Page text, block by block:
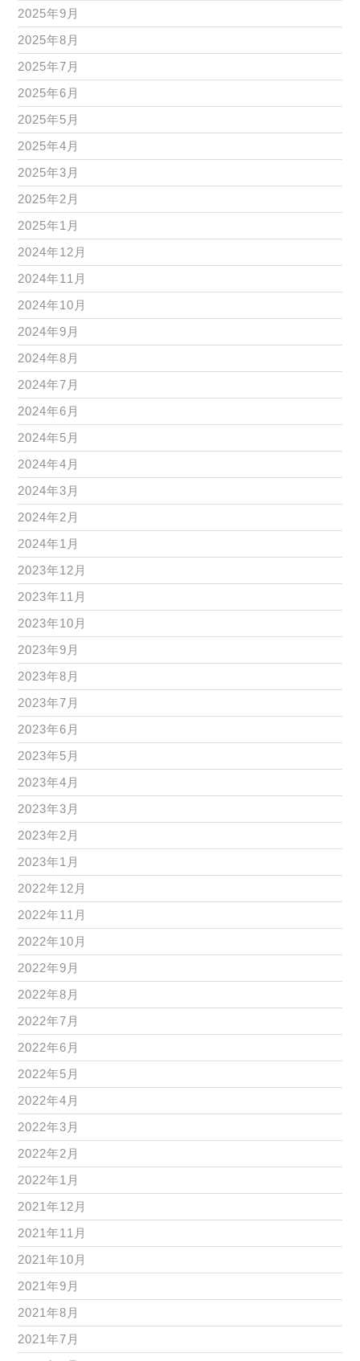
2025年9月
2025年8月
2025年7月
2025年6月
2025年5月
2025年4月
2025年3月
2025年2月
2025年1月
2024年12月
2024年11月
2024年10月
2024年9月
2024年8月
2024年7月
2024年6月
2024年5月
2024年4月
2024年3月
2024年2月
2024年1月
2023年12月
2023年11月
2023年10月
2023年9月
2023年8月
2023年7月
2023年6月
2023年5月
2023年4月
2023年3月
2023年2月
2023年1月
2022年12月
2022年11月
2022年10月
2022年9月
2022年8月
2022年7月
2022年6月
2022年5月
2022年4月
2022年3月
2022年2月
2022年1月
2021年12月
2021年11月
2021年10月
2021年9月
2021年8月
2021年7月